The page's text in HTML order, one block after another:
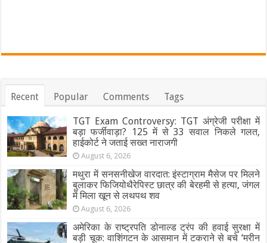
Recent Popular Comments Tags
TGT Exam Controversy: TGT अंग्रेजी परीक्षा में
बड़ा फर्जीवाड़ा? 125 में से 33 सवाल निकले गलत,
हाईकोर्ट ने जताई सख्त नाराजगी
August 6, 2026
मथुरा में सनसनीखेज वारदात: इंस्टाग्राम मैसेज पर मिलने
बुलाकर फिजियोथैरेपिस्ट छात्र की बेरहमी से हत्या, जंगल
में मिला खून से लथपथ शव
August 6, 2026
अमेरिका के राष्ट्रपति डोनाल्ड ट्रंप की हवाई सुरक्षा में
बड़ी चूक: वाशिंगटन के आसमान में टकराने से बचे ‘मरीन